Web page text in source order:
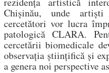
Chișinău, unde
cercetători vor lucra
patologică CLARA.
cercetării biomedicale
observația științifică și
a genera noi perspective